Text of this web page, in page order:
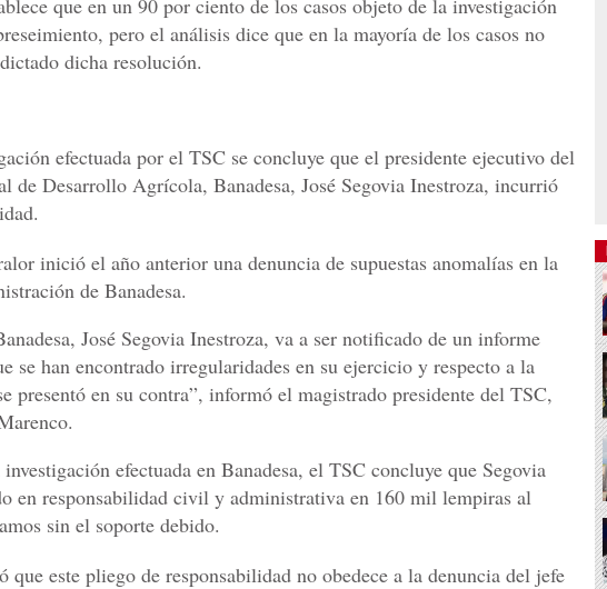
que en un 90 por ciento de los casos objeto de la investigación
pero el análisis dice que en la mayoría de los casos no
dicha resolución.
efectuada por el TSC se concluye que el presidente ejecutivo del
de Desarrollo Agrícola, Banadesa, José Segovia Inestroza, incurrió
inició el año anterior una denuncia de supuestas anomalías en la
de Banadesa.
José Segovia Inestroza, va a ser notificado de un informe
se han encontrado irregularidades en su ejercicio y respecto a la
presentó en su contra”, informó el magistrado presidente del TSC,
efectuada en Banadesa, el TSC concluye que Segovia
en responsabilidad civil y administrativa en 160 mil lempiras al
sin el soporte debido.
que este pliego de responsabilidad no obedece a la denuncia del jefe